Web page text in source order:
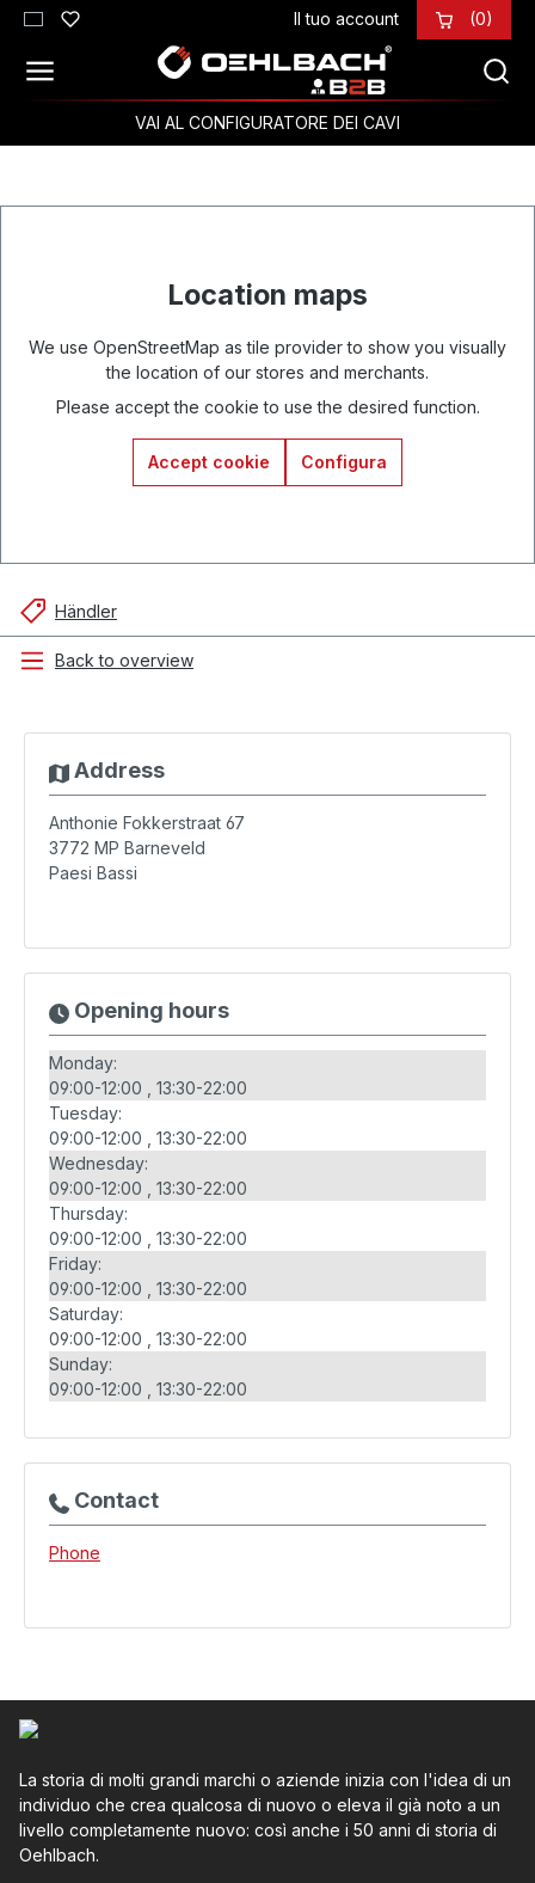
Passa al contenuto principale Il tuo account (0)
VAI AL CONFIGURATORE DEI CAVI
Location maps
We use OpenStreetMap as tile provider to show you visually
the location of our stores and merchants.
Please accept the cookie to use the desired function.
Accept cookie Configura
Händler
Back to overview
Address
Anthonie Fokkerstraat 67
3772 MP Barneveld
Paesi Bassi
Opening hours
Monday:
09:00-12:00
13:30-22:00
Tuesday:
09:00-12:00
13:30-22:00
Wednesday:
09:00-12:00
13:30-22:00
Thursday:
09:00-12:00
13:30-22:00
Friday:
09:00-12:00
13:30-22:00
Saturday:
09:00-12:00
13:30-22:00
Sunday:
09:00-12:00
13:30-22:00
Contact
Phone
La storia di molti grandi marchi o aziende inizia con l'idea di un
individuo che crea qualcosa di nuovo o eleva il già noto a un
livello completamente nuovo: così anche i 50 anni di storia di
Oehlbach.